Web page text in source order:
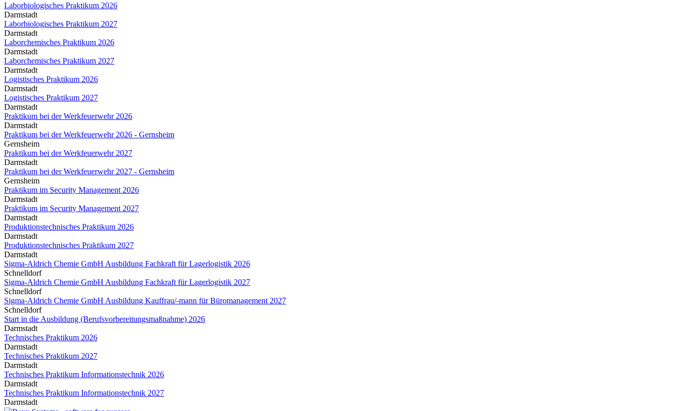
Laborbiologisches Praktikum 2026
Darmstadt
Laborbiologisches Praktikum 2027
Darmstadt
Laborchemisches Praktikum 2026
Darmstadt
Laborchemisches Praktikum 2027
Darmstadt
Logistisches Praktikum 2026
Darmstadt
Logistisches Praktikum 2027
Darmstadt
Praktikum bei der Werkfeuerwehr 2026
Darmstadt
Praktikum bei der Werkfeuerwehr 2026 - Gernsheim
Gernsheim
Praktikum bei der Werkfeuerwehr 2027
Darmstadt
Praktikum bei der Werkfeuerwehr 2027 - Gernsheim
Gernsheim
Praktikum im Security Management 2026
Darmstadt
Praktikum im Security Management 2027
Darmstadt
Produktionstechnisches Praktikum 2026
Darmstadt
Produktionstechnisches Praktikum 2027
Darmstadt
Sigma-Aldrich Chemie GmbH Ausbildung Fachkraft für Lagerlogistik 2026
Schnelldorf
Sigma-Aldrich Chemie GmbH Ausbildung Fachkraft für Lagerlogistik 2027
Schnelldorf
Sigma-Aldrich Chemie GmbH Ausbildung Kauffrau/-mann für Büromanagement 2027
Schnelldorf
Start in die Ausbildung (Berufsvorbereitungsmaßnahme) 2026
Darmstadt
Technisches Praktikum 2026
Darmstadt
Technisches Praktikum 2027
Darmstadt
Technisches Praktikum Informationstechnik 2026
Darmstadt
Technisches Praktikum Informationstechnik 2027
Darmstadt